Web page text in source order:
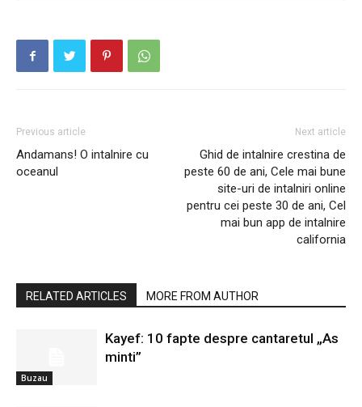
Previous article
Andamans! O intalnire cu
oceanul
Next article
Ghid de intalnire crestina de
peste 60 de ani, Cele mai bune
site-uri de intalniri online
pentru cei peste 30 de ani, Cel
mai bun app de intalnire
california
RELATED ARTICLES MORE FROM AUTHOR
Buzau
Kayef: 10 fapte despre cantaretul „As
minti”